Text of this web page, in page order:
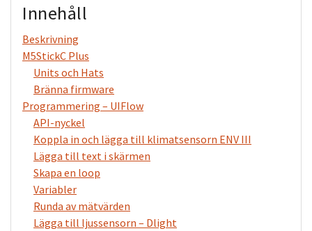
Innehåll
Beskrivning
M5StickC Plus
Units och Hats
Bränna firmware
Programmering – UIFlow
API-nyckel
Koppla in och lägga till klimatsensorn ENV III
Lägga till text i skärmen
Skapa en loop
Variabler
Runda av mätvärden
Lägga till ljussensorn – Dlight